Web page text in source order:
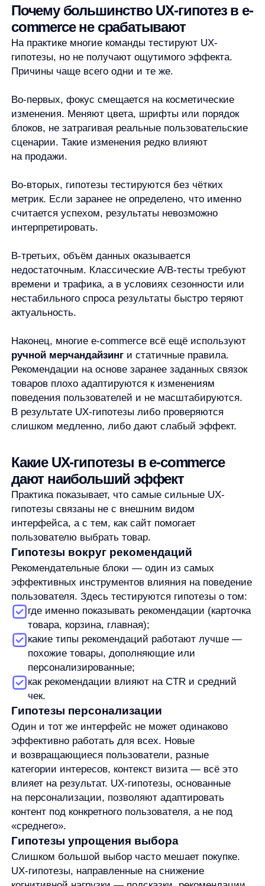
В-третьих, объём данных оказывается
недостаточным. Классические A/B-тесты требуют
времени и трафика, а в условиях сезонности или
нестабильного спроса результаты быстро теряют
актуальность.
ручной мерчандайзинги статичные правила.
Рекомендации на основе заранее заданных связок
товаров плохо адаптируются к изменениям
поведения пользователей и не масштабируются.
В результате UX-гипотезы либо проверяются
слишком медленно, либо дают слабый эффект.
Какие UX-гипотезы в e-commerce
дают наибольший эффект
Практика показывает, что самые сильные UX-
гипотезы связаны не с внешним видом
пользователю выбрать товар.
Гипотезы вокруг рекомендаций
Рекомендательные блоки — один из самых
эффективных инструментов влияния на поведение
пользователя. Здесь тестируются гипотезы о том:
где именно показывать рекомендации (карточка
какие типы рекомендаций работают лучше —
похожие товары, дополняющие или
как рекомендации влияют на CTR и средний
чек.
Гипотезы персонализации
Один и тот же интерфейс не может одинаково
эффективно работать для всех. Новые
влияет на результат. UX-гипотезы, основанные
на персонализации, позволяют адаптировать
контент под конкретного пользователя, а не под
«среднего».
Гипотезы упрощения выбора
Слишком большой выбор часто мешает покупке.
UX-гипотезы, направленные на снижение
когнитивной нагрузки — подсказки, рекомендации,
на конверсию.
Как тестировать UX-гипотезы в e-
commerce
Классический инструмент — A/B-тестирование.
Однако в e-commerce, особенно при работе
с рекомендациями, у него есть ограничения.
Поведение пользователей быстро меняется,
а статичные варианты интерфейса не успевают
адаптироваться.
Эффективное тестирование UX-гипотез
быстрого получения результатов;
работы с большими массивами данных;
возможности масштабировать успешные
сценарии.
Поэтому всё больше компаний переходят
от ручных тестов к решениям, которые позволяют
проверять гипотезы в режиме реального времени
пользовательский опыт.
Почему AI-рекомендации упрощают
проверку UX-гипотез